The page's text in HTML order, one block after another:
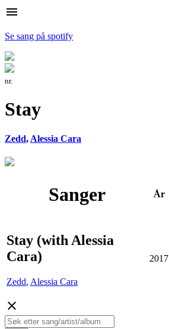
menu
Se sang på spotify
nr.
Stay
Zedd, Alessia Cara
Sanger År
Stay (with Alessia
Cara)
Zedd, Alessia Cara
2017
close